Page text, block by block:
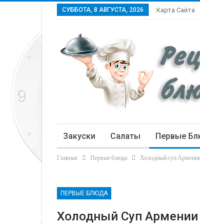
СУББОТА, 8 АВГУСТА, 2026 Карта Сайта
Закуски Салаты Первые
Статьи
Главная Первые блюда Холодный суп
ПЕРВЫЕ БЛЮДА
Холодный Суп